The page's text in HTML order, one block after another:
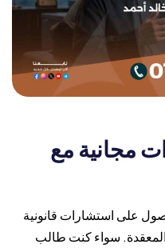
مجانية مع
على استشارات قانونية
المعقدة. سواء كنت طالب